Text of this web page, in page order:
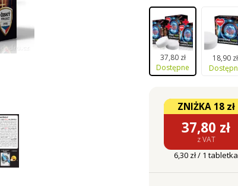
37,80 zł
Dostępne
18,90 zł
ZNIŻKA 18 zł
37,80 zł
z VAT
6,30 zł / 1 tabletka